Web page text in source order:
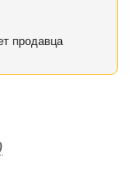
продавца